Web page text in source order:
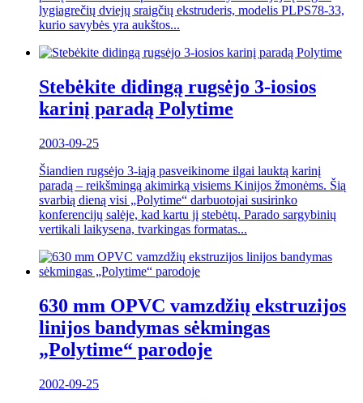
lygiagrečių dviejų sraigčių ekstruderis, modelis PLPS78-33,
kurio savybės yra aukštos...
Stebėkite didingą rugsėjo 3-iosios
karinį paradą Polytime
2003-09-25
Šiandien rugsėjo 3-iąją pasveikinome ilgai lauktą karinį
paradą – reikšmingą akimirką visiems Kinijos žmonėms. Šią
svarbią dieną visi „Polytime“ darbuotojai susirinko
konferencijų salėje, kad kartu jį stebėtų. Parado sargybinių
vertikali laikysena, tvarkingas formatas...
630 mm OPVC vamzdžių ekstruzijos
linijos bandymas sėkmingas
„Polytime“ parodoje
2002-09-25